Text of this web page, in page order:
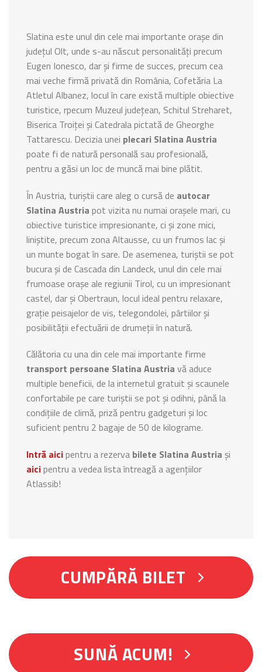
Slatina este unul din cele mai importante orașe din
județul Olt, unde s-au născut personalități precum
Eugen Ionesco, dar și firme de succes, precum cea
mai veche firmă privată din România, Cofetăria La
Atletul Albanez, locul în care există multiple obiective
turistice, rpecum Muzeul județean, Schitul Streharet,
Biserica Troiței și Catedrala pictată de Gheorghe
Tattarescu. Decizia unei plecari Slatina Austria
poate fi de natură personală sau profesională,
pentru a găsi un loc de muncă mai bine plătit.
În Austria, turiștii care aleg o cursă de autocar
Slatina Austria pot vizita nu numai orașele mari, cu
obiective turistice impresionante, ci și zone mici,
liniștite, precum zona Altausse, cu un frumos lac și
un munte bogat în sare. De asemenea, turiștii se pot
bucura și de Cascada din Landeck, unul din cele mai
frumoase orașe ale regiunii Tirol, cu un impresionant
castel, dar și Obertraun, locul ideal pentru relaxare,
grație peisajelor de vis, telegondolei, pârtiilor și
posibilității efectuării de drumeții în natură.
Călătoria cu una din cele mai importante firme
transport persoane Slatina Austria vă aduce
multiple beneficii, de la internetul gratuit și scaunele
confortabile pe care turiștii se pot și odihni, până la
condițiile de climă, priză pentru gadgeturi și loc
suficient pentru 2 bagaje de 50 de kilograme.
Intră aicipentru a rezerva bilete Slatina Austria și
aicipentru a vedea lista întreagă a agențiilor
Atlassib!
CUMPĂRĂ BILET
SUNĂ ACUM!